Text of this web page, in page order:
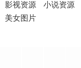
影视资源
小说资源
美女图片